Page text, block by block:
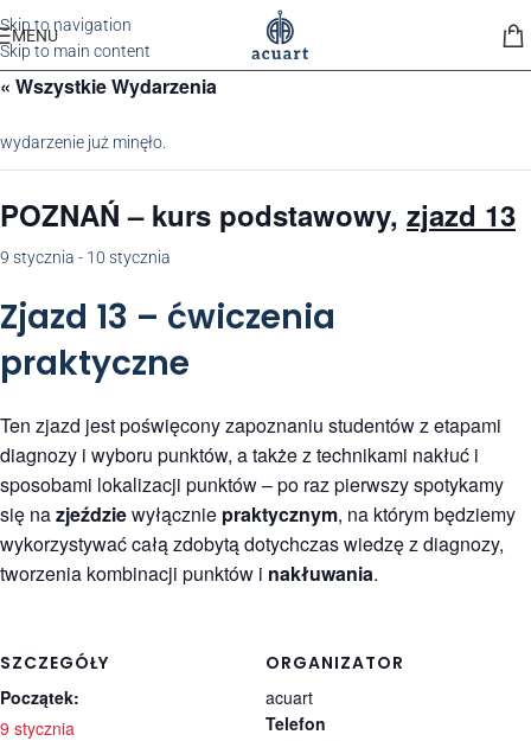
Skip to navigation
Skip to main content
MENU
« Wszystkie Wydarzenia
wydarzenie już minęło.
POZNAŃ – kurs podstawowy, zjazd 13
9 stycznia - 10 stycznia
Zjazd 13 – ćwiczenia
praktyczne
Ten zjazd jest poświęcony zapoznaniu studentów z etapami
diagnozy i wyboru punktów, a także z technikami nakłuć i
sposobami lokalizacji punktów – po raz pierwszy spotykamy
się nazjeździewyłącznie praktycznym, na którym będziemy
wykorzystywać całą zdobytą dotychczas wiedzę z diagnozy,
tworzenia kombinacji punktów i nakłuwania.
SZCZEGÓŁY
Początek:
9 stycznia
ORGANIZATOR
acuart
Telefon